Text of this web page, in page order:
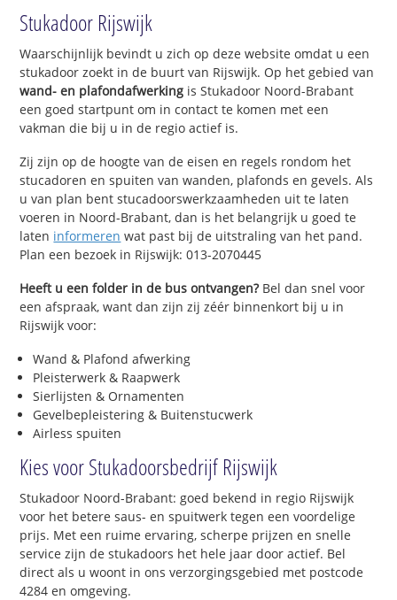
Stukadoor Rijswijk
Waarschijnlijk bevindt u zich op deze website omdat u een
stukadoor zoekt in de buurt van Rijswijk. Op het gebied van
wand- en plafondafwerking is Stukadoor Noord-Brabant
een goed startpunt om in contact te komen met een
vakman die bij u in de regio actief is.
Zij zijn op de hoogte van de eisen en regels rondom het
stucadoren en spuiten van wanden, plafonds en gevels. Als
u van plan bent stucadoorswerkzaamheden uit te laten
voeren in Noord-Brabant, dan is het belangrijk u goed te
laten informeren wat past bij de uitstraling van het pand.
Plan een bezoek in Rijswijk: 013-2070445
Heeft u een folder in de bus ontvangen?Bel dan snel voor
een afspraak, want dan zijn zij zéér binnenkort bij u in
Rijswijk voor:
Wand & Plafond afwerking
Pleisterwerk & Raapwerk
Sierlijsten & Ornamenten
Gevelbepleistering & Buitenstucwerk
Airless spuiten
Kies voor Stukadoorsbedrijf Rijswijk
Stukadoor Noord-Brabant: goed bekend in regio Rijswijk
voor het betere saus- en spuitwerk tegen een voordelige
prijs. Met een ruime ervaring, scherpe prijzen en snelle
service zijn de stukadoors het hele jaar door actief. Bel
direct als u woont in ons verzorgingsgebied met postcode
4284 en omgeving.